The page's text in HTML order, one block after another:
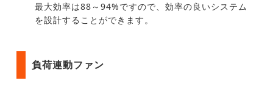
最大効率は88～94%ですので、効率の良いシステム
を設計することができます。
負荷連動ファン